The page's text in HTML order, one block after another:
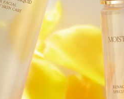
エアグラン
よくある質問
プレゼントラリー